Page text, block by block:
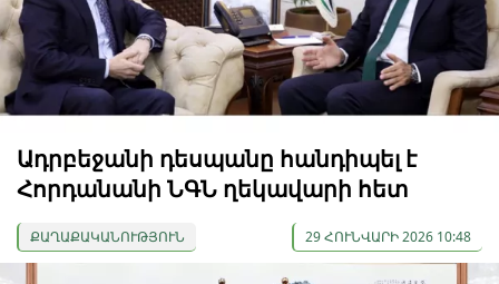
Ադրբեջանի դեսպանը հանդիպել է
Հորդանանի ՆԳՆ ղեկավարի հետ
ՔԱՂԱՔԱԿԱՆՈՒԹՅՈՒՆ 29 ՀՈՒՆՎԱՐԻ 2026 10:48